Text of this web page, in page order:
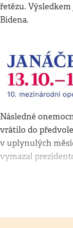
řetězu.
Bidena.
Následné
vrátilo do
v uplynulých
vymazal